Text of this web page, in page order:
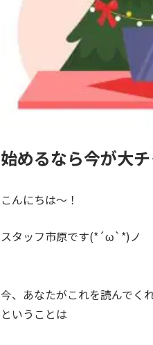
始めるなら今が大
こんにちは～！
スタッフ市原です(*´ω`*)ノ
今、あなたがこれを読んでく
ということは